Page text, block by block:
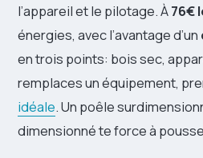
l’appareil et le pilotage. À76€
énergies, avec l’avantage d’un
en trois points: bois sec,
remplaces un équipement,
idéale. Un poêle
dimensionné te force à